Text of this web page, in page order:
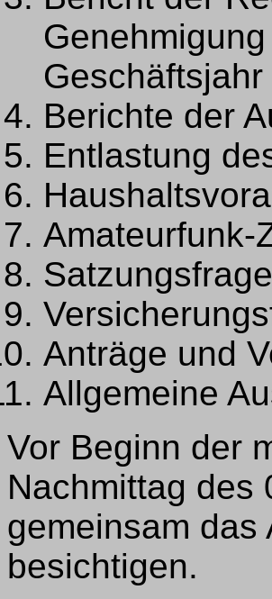
Geschäftsjahr
Berichte der
Entlastung
Amateurfunk-
Anträge und
Allgemeine
Vor Beginn der
Nachmittag des
gemeinsam das
besichtigen.